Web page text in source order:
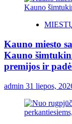
Kauno miesto
Kauno
premijos ir
admin 31 liepos,